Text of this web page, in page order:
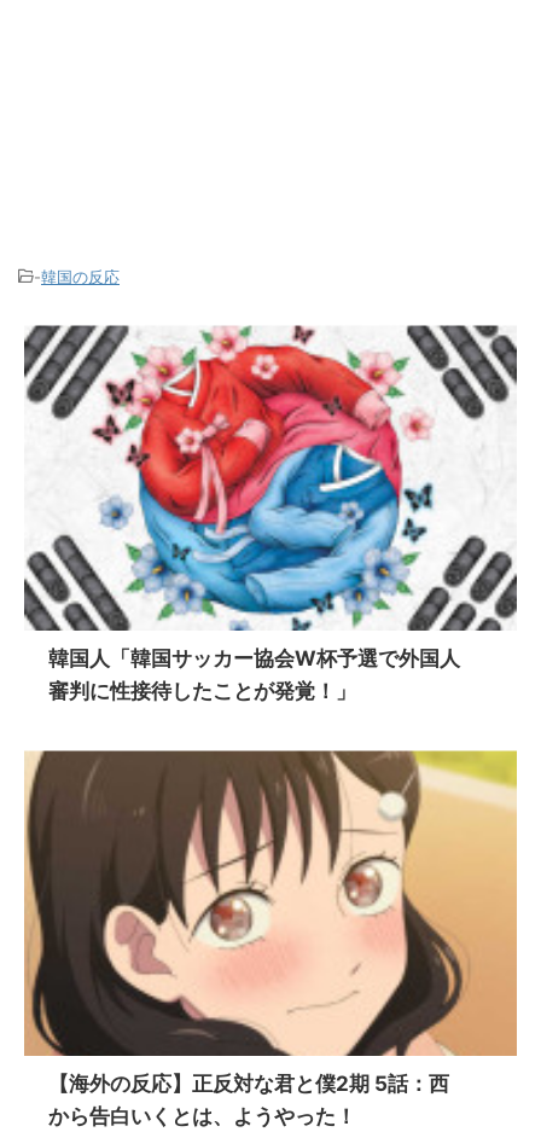
-韓国の反応
韓国人「韓国サッカー協会W杯予選で外国人
審判に性接待したことが発覚！」
【海外の反応】正反対な君と僕2期 5話：西
から告白いくとは、ようやった！